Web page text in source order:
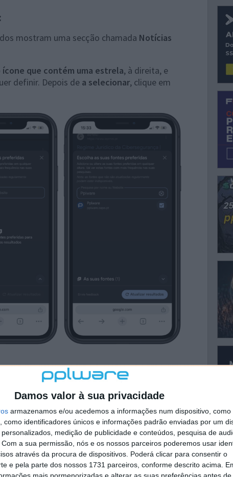
Damos valor à sua privacidade
armazenamos e/ou acedemos a informações num dispositivo, como
como identificadores únicos e informações padrão enviadas por um
medição de publicidade e conteúdos, pesquisa de
Com a sua permissão, nós e os nossos parceiros poderemos usar
através da procura de dispositivos. Poderá clicar para consentir o
e pela parte dos nossos 1731 parceiros, conforme descrito acima.
mostram uma secção chamada Notícias
ícone que contém uma estrela, à direita, e
definir. Depois de a selecionar, clique em
de fontes que podem ser adicionadas,
e as escolhas podem ser geridas e
leitor de notícias personalizado, sem abdicar
das pesquisas.